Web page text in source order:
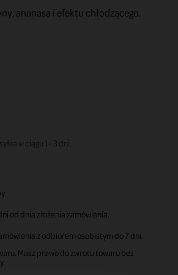
ananasa i efektu chłodzącego.
w ciągu 1 - 3 dni.
od dnia złożenia zamówienia.
z odbiorem osobistym do 7 dni.
Masz prawo do zwrotu towaru bez